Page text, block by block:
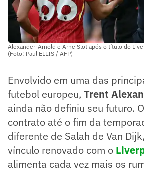
Alexander-Arnold e Arne Slot após o título do
(Foto: Paul ELLIS / AFP)
Envolvido em uma das
futebol europeu, Trent
ainda não definiu seu futuro.
contrato até o fim da
diferente de Salah de Van
vínculo renovado com o
alimenta cada vez mais os